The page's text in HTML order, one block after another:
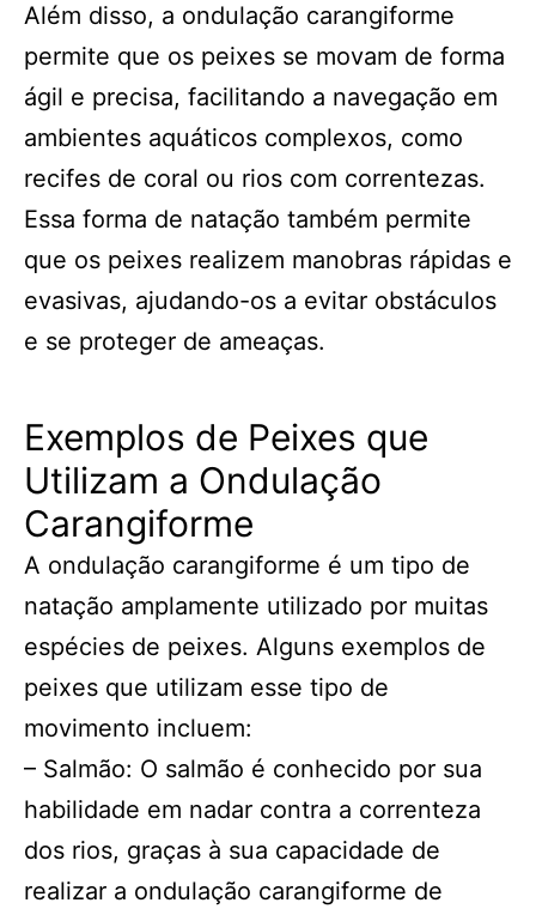
Além disso, a ondulação carangiforme
permite que os peixes se movam de forma
ágil e precisa, facilitando a navegação em
ambientes aquáticos complexos, como
recifes de coral ou rios com correntezas.
Essa forma de natação também permite
que os peixes realizem manobras rápidas e
evasivas, ajudando-os a evitar obstáculos
e se proteger de ameaças.
Exemplos de Peixes que
Utilizam a Ondulação
Carangiforme
A ondulação carangiforme é um tipo de
natação amplamente utilizado por muitas
espécies de peixes. Alguns exemplos de
peixes que utilizam esse tipo de
movimento incluem:
– Salmão: O salmão é conhecido por sua
habilidade em nadar contra a correnteza
dos rios, graças à sua capacidade de
realizar a ondulação carangiforme de